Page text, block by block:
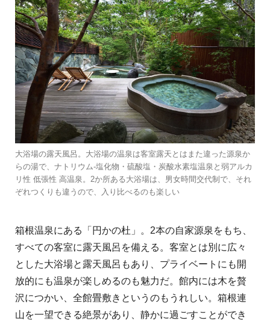
大浴場の露天風呂。大浴場の温泉は客室露天とはまた違った源泉か
らの湯で、ナトリウム-塩化物・硫酸塩・炭酸水素塩温泉と弱アルカ
リ性 低張性 高温泉。2か所ある大浴場は、男女時間交代制で、それ
ぞれつくりも違うので、入り比べるのも楽しい
箱根温泉にある「円かの杜」。2本の自家源泉をもち、
すべての客室に露天風呂を備える。客室とは別に広々
とした大浴場と露天風呂もあり、プライベートにも開
放的にも温泉が楽しめるのも魅力だ。館内には木を贅
沢につかい、全館畳敷きというのもうれしい。箱根連
山を一望できる絶景があり、静かに過ごすことができ